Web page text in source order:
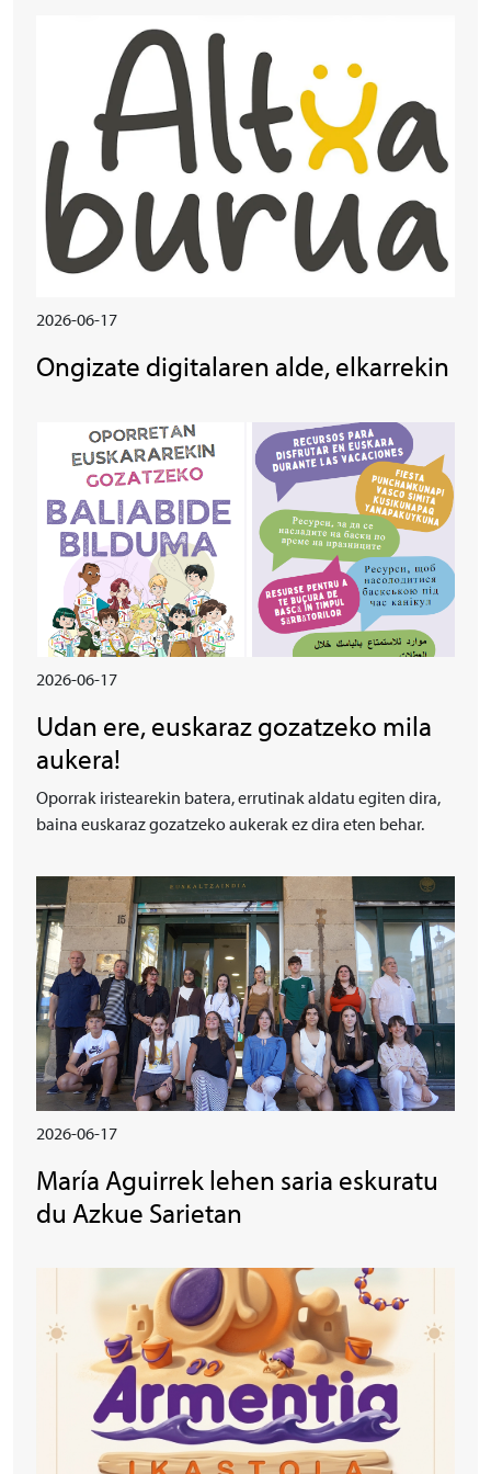
2026-06-17
Ongizate digitalaren alde, elkarrekin
2026-06-17
Udan ere, euskaraz gozatzeko mila
aukera!
Oporrak iristearekin batera, errutinak aldatu egiten dira,
baina euskaraz gozatzeko aukerak ez dira eten behar.
Irudia
2026-06-17
María Aguirrek lehen saria eskuratu
du Azkue Sarietan